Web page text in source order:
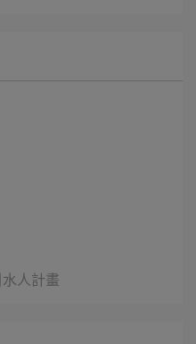
人計畫